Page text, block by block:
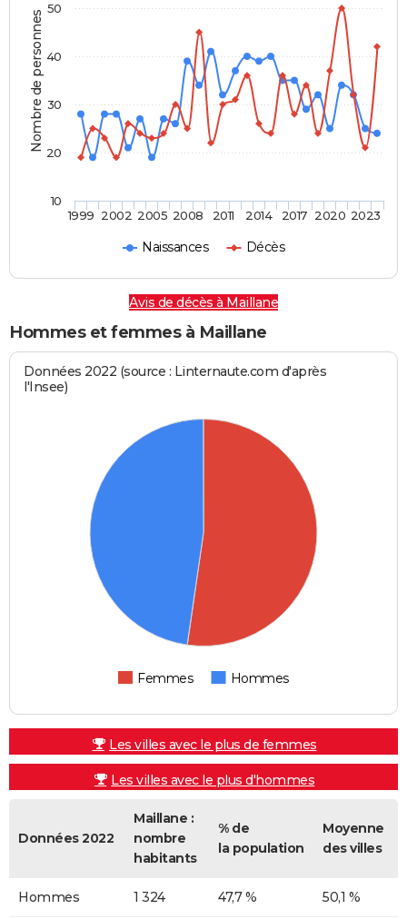
Nombre de personnes
Naissances Décès
1999 2002 2005 2008 2011 2014 2017 2020 2023
10
20
30
40
50
Avis de décès à Maillane
Hommes et femmes à Maillane
Données 2022 (source : Linternaute.com d'après
l'Insee)
Femmes Hommes
Les villes avec le plus de femmes
Les villes avec le plus d'hommes
Données 2022
Maillane :
nombre
habitants
% de
la population
Moyenne
des villes
Hommes 1 324 47,7 % 50,1 %